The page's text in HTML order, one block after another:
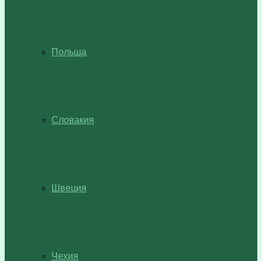
Польша
Словакия
Швеция
Чехия